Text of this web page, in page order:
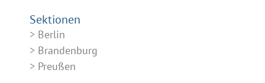
Sektionen
Berlin
Brandenburg
Preußen